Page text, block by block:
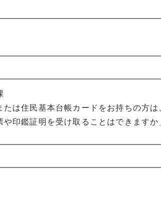
たは住民基本台帳カードをお持ちの方
印鑑証明を受け取ることはできますか